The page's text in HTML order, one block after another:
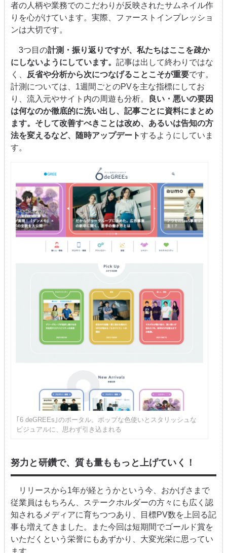
者の人柄や業務でのこだわりが反映されたサムネイル作
りを心がけています。実際、ファーストインプレッショ
ンは大切です。
3つ目の計測・振り返りですが、私たちはここを疎か
にしないようにしています。 記事は出して終わりではな
く、
反省や分析から次につなげることこそが重要です。
計測については、1週間ごとのPVを主な指標にしてお
り、流入元やサイト内の周遊も分析。
良い・悪いの要因
は何なのか徹底的に洗い出し、記事ごとに資料にまとめ
ます。そして改善すべきことは改め、あるいは告知の方
法を変えるなど、随時アップデートするようにしていま
す。
｢6 deGREEs｣のポータル。ポップな色使いとスタリッシュな
ビジュアルに、思わず引き込まれる
努力と研鑽で、質も量ももっと上げていく！
リリースから1年が経とうかという今、おかげさまで
従業員はもちろん、ステークホルダーの方々にも広く認
知されるメディアに育ちつつあり、目標PV数を上回る記
事も増えてきました。また今回は短期間でゴールド賞を
いただくという栄誉にもあずかり、大変光栄に思ってい